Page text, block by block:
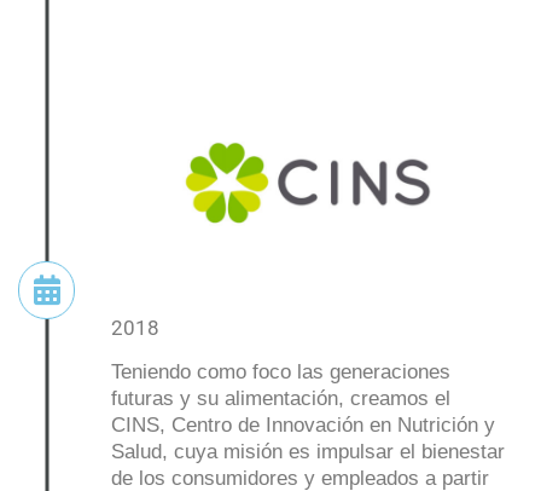
2018
Teniendo como foco las generaciones
futuras y su alimentación, creamos el
CINS, Centro de Innovación en Nutrición y
Salud, cuya misión es impulsar el bienestar
de los consumidores y empleados a partir